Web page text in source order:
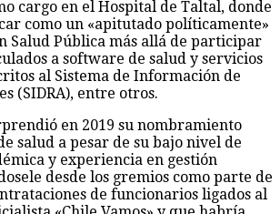
cargo en el Hospital de Taltal, donde
como un «apitutado políticamente»
Salud Pública más allá de participar
a software de salud y servicios
al Sistema de Información de
(SIDRA), entre otros.
en 2019 su nombramiento
salud a pesar de su bajo nivel de
y experiencia en gestión
desde los gremios como parte de
de funcionarios ligados al